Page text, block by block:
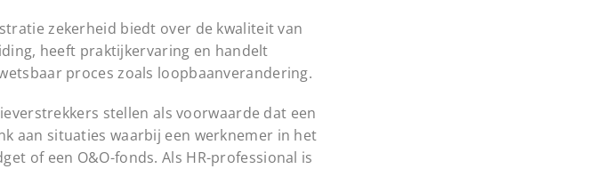
zekerheid biedt over de kwaliteit van
heeft praktijkervaring en handelt
proces zoals loopbaanverandering.
stellen als voorwaarde dat een
aan situaties waarbij een werknemer in het
of een O&O-fonds. Als HR-professional is